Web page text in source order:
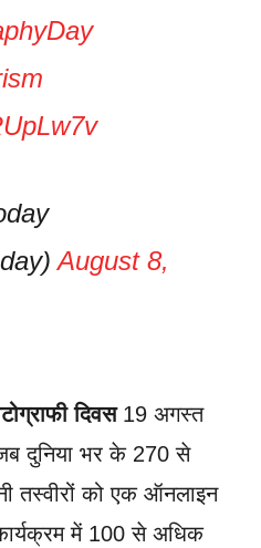
August 8,
दिवस19 अगस्त
दुनिया भर के 270 से
तस्वीरों को एक ऑनलाइन
में 100 से अधिक